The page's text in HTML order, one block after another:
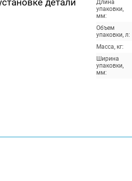
детали
Длина
упаковки,
мм:
Объем
упаковки, л:
Масса, кг:
Ширина
упаковки,
мм: